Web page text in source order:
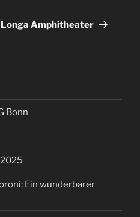
Amphitheater
Bonn
Ein wunderbarer